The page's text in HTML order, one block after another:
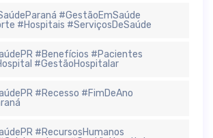
#GestãoEmSaúde
#Hospitais #ServiçosDeSaúde
#Benefícios #Pacientes
#GestãoHospitalar
#Recesso #FimDeAno
#RecursosHumanos